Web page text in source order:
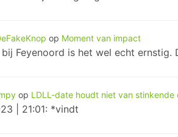
op Moment van impact
Feyenoord is het wel echt
op LDLL-date houdt niet van stinkende
| 21:01: *vindt